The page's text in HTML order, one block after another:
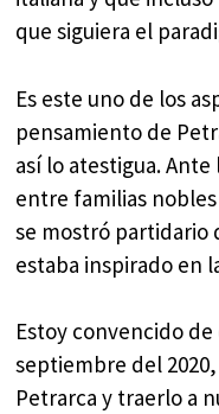
que siguiera el
Es este uno de los
pensamiento de
así lo atestigua.
entre familias
se mostró partidario
estaba inspirado en
Estoy convencido
septiembre del
Petrarca y traerlo a